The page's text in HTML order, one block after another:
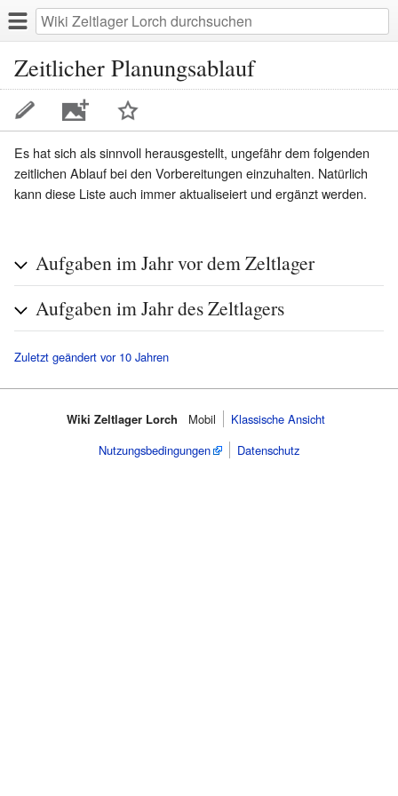
Zeitlicher Planungsablauf
Ein
Bild
Es hat sich als sinnvoll herausgestellt, ungefähr dem folgenden
zeitlichen Ablauf bei den Vorbereitungen einzuhalten. Natürlich
kann diese Liste auch immer aktualiseiert und ergänzt werden.
Aufgaben im Jahr vor dem Zeltlager
Aufgaben im Jahr des Zeltlagers
Zuletzt geändert vor 10 Jahren
Wiki Zeltlager Lorch Mobil
Klassische Ansicht
Nutzungsbedingungen
Datenschutz